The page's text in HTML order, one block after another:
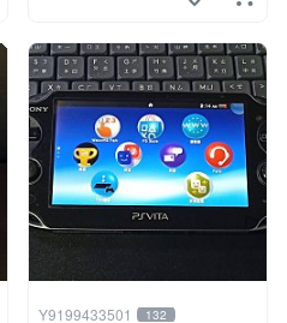
Y9199433501 132